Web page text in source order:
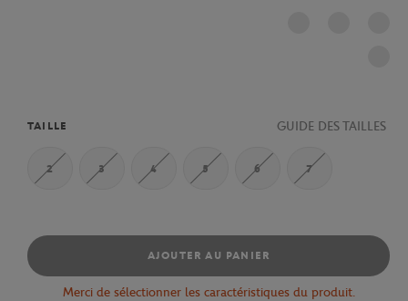
TAILLE GUIDE DES TAILLES
2 3 4 5 6 7
AJOUTER AU PANIER
Merci de sélectionner les caractéristiques du produit.